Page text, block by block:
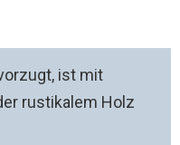
ist mit
rustikalem Holz